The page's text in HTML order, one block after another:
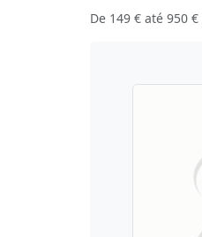
De 149 € até 950 €